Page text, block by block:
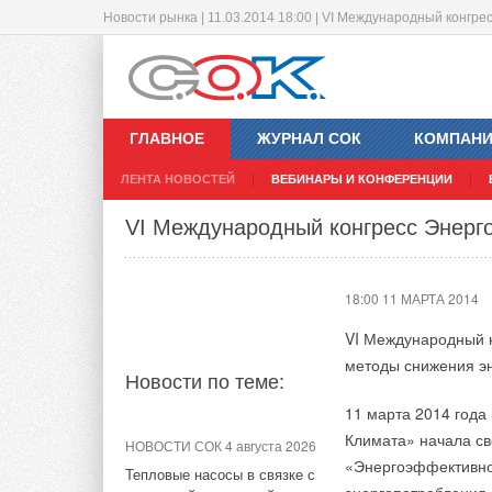
Новости рынка | 11.03.2014 18:00 | VI Международный
ГЛАВНОЕ
ЛЕНТА НОВОСТЕЙ ВЕБИНАРЫ И КОНФЕРЕНЦИИ
ЖУРНАЛ СОК
VI Международный конгресс
18:00 11 МАРТА 2014
Новости по теме:
НОВОСТИ СОК 4 августа 2026
Тепловые насосы в связке с
VI Международный
методы снижения
11 марта 2014
Климата» начала
Конференция Gree -
15:06 11 МАРТА 2014
Новости по теме:
НОВОСТИ СОК 21 ноября
технологии для устойчивого
развития
КомпанияGREE
конференцию
выставки «МИР
технологических
последняя модель
модулем и
анонсирует
охлаждением,